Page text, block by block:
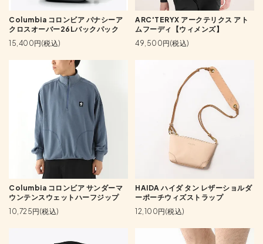
Columbia コロンビア パナシーア
クロスオーバー26Lバックパック
15,400円(税込)
ARC'TERYX アークテリクス アト
ムフーディ【ウィメンズ】
49,500円(税込)
Columbia コロンビア サンダーマ
ウンテンスウェットハーフジップ
10,725円(税込)
HAIDA ハイダ タン レザーショルダ
ーポーチウィズストラップ
12,100円(税込)